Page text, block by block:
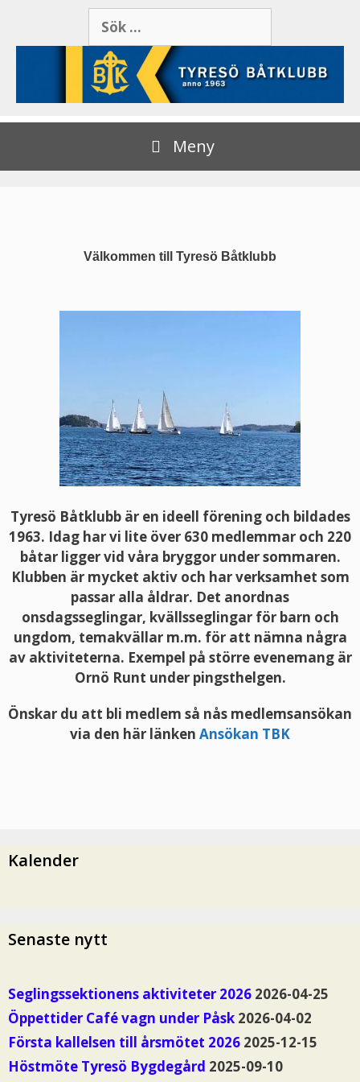
Meny
Välkommen till Tyresö Båtklubb
Tyresö Båtklubb är en ideell förening och bildades
1963. Idag har vi lite över 630 medlemmar och 220
båtar ligger vid våra bryggor under sommaren.
Klubben är mycket aktiv och har verksamhet som
passar alla åldrar. Det anordnas
onsdagsseglingar, kvällsseglingar för barn och
ungdom, temakvällar m.m. för att nämna några
av aktiviteterna. Exempel på större evenemang är
Ornö Runt under pingsthelgen.
Önskar du att bli medlem så nås medlemsansökan
via den här länken Ansökan TBK
Kalender
Senaste nytt
Seglingssektionens aktiviteter 2026 2026-04-25
Öppettider Café vagn under Påsk 2026-04-02
Första kallelsen till årsmötet 2026 2025-12-15
Höstmöte Tyresö Bygdegård 2025-09-10